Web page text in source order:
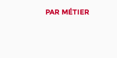
PAR MÉTIER